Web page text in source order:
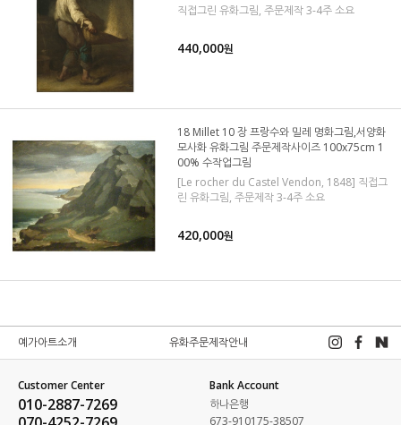
직접그린 유화그림, 주문제작 3-4주 소요
440,000원
18 Millet 10 장 프랑수와 밀레 명화그림,서양화
모사화 유화그림 주문제작사이즈 100x75cm 1
00% 수작업그림
[Le rocher du Castel Vendon, 1848] 직접그
린 유화그림, 주문제작 3-4주 소요
420,000원
예가아트소개 유화주문제작안내
Customer Center
010-2887-7269
Bank Account
하나은행
673-910175-38507